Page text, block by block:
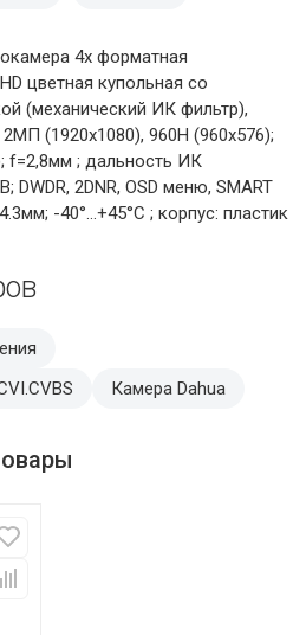
4х форматная
цветная купольная со
(механический ИК фильтр),
(1920х1080), 960H (960х576);
f=2,8мм ; дальность ИК
DWDR, 2DNR, OSD меню, SMART
-40°…+45°C ; корпус: пластик
Камера Dahua